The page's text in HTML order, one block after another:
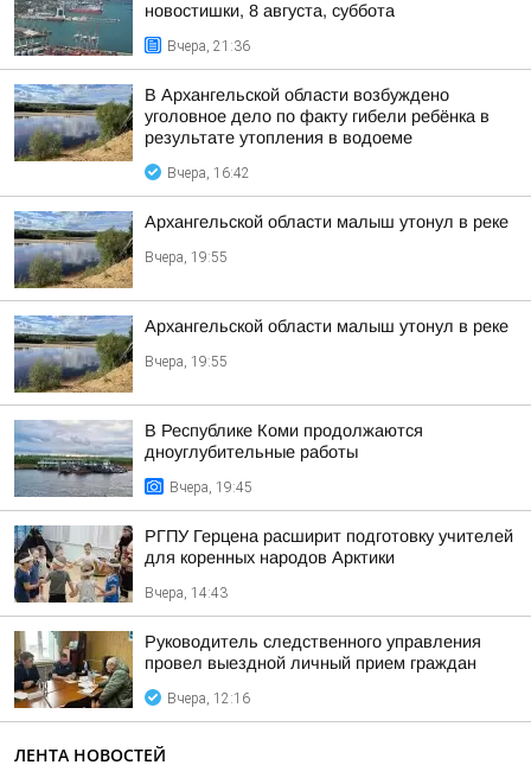
новостишки, 8 августа, суббота
Вчера, 21:36
В Архангельской области возбуждено
уголовное дело по факту гибели ребёнка в
результате утопления в водоеме
Вчера, 16:42
Архангельской области малыш утонул в реке
Вчера, 19:55
Архангельской области малыш утонул в реке
Вчера, 19:55
В Республике Коми продолжаются
дноуглубительные работы
Вчера, 19:45
РГПУ Герцена расширит подготовку учителей
для коренных народов Арктики
Вчера, 14:43
Руководитель следственного управления
провел выездной личный прием граждан
Вчера, 12:16
ЛЕНТА НОВОСТЕЙ